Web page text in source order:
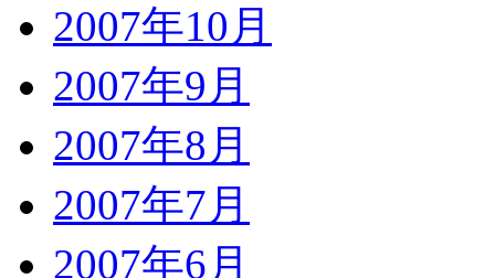
2007年10月
2007年9月
2007年8月
2007年7月
2007年6月